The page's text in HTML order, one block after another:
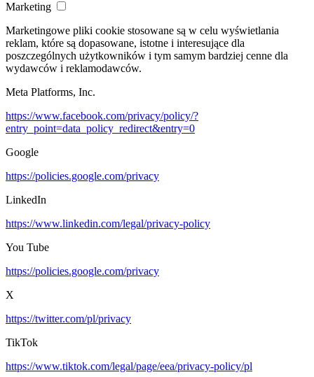
Marketing
Marketingowe pliki cookie stosowane są w celu wyświetlania
reklam, które są dopasowane, istotne i interesujące dla
poszczególnych użytkowników i tym samym bardziej cenne dla
wydawców i reklamodawców.
Meta Platforms, Inc.
https://www.facebook.com/privacy/policy/?
entry_point=data_policy_redirect&entry=0
Google
https://policies.google.com/privacy
LinkedIn
https://www.linkedin.com/legal/privacy-policy
You Tube
https://policies.google.com/privacy
X
https://twitter.com/pl/privacy
TikTok
https://www.tiktok.com/legal/page/eea/privacy-policy/pl